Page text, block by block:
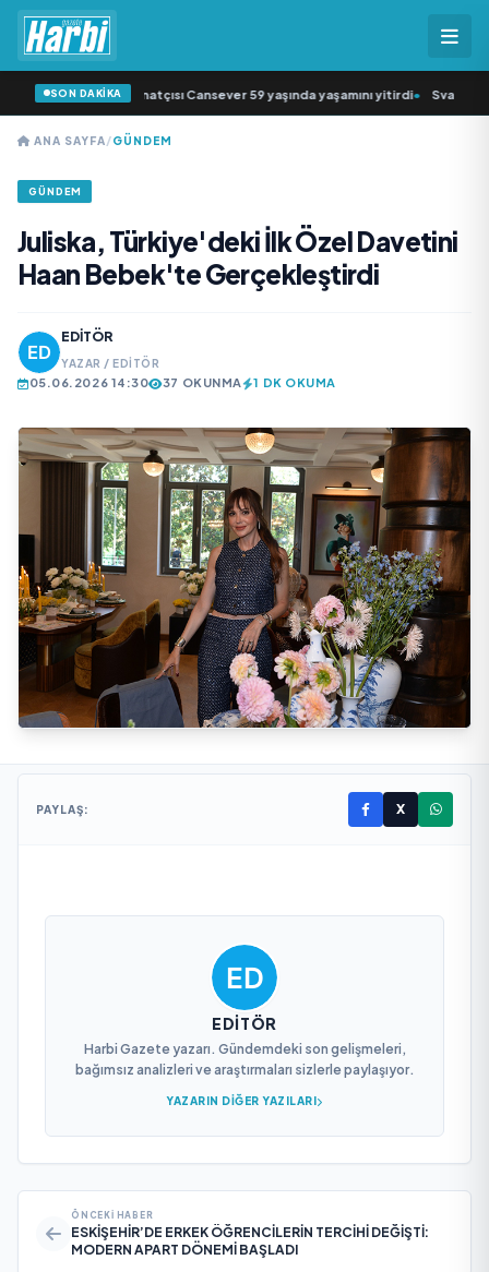
SON DAKİKA
müziğin sevilen sanatçısı Cansever 59 yaşında yaşamını yitirdi• Svadba
ANA SAYFA/GÜNDEM
GÜNDEM
Juliska, Türkiye'deki İlk Özel Davetini
Haan Bebek'te Gerçekleştirdi
EDITÖR
YAZAR / EDITÖR
05.06.2026 14:30 37 OKUNMA 1 DK OKUMA
PAYLAŞ: X
EDITÖR
Harbi Gazete yazarı. Gündemdeki son gelişmeleri,
bağımsız analizleri ve araştırmaları sizlerle paylaşıyor.
YAZARIN DIĞER YAZILARI
ÖNCEKI HABER
ESKİŞEHİR’DE ERKEK ÖĞRENCİLERİN TERCİHİ DEĞİŞTİ:
MODERN APART DÖNEMİ BAŞLADI